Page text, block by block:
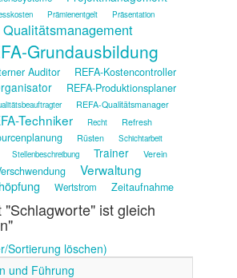
Prämienentgelt Präsentation
Qualitätsmanagement
Grundausbildung
Auditor REFA-Kostencontroller
REFA-Produktionsplaner
REFA-Qualitätsmanager
Techniker Recht Refresh
Rüsten Schichtarbeit
Stellenbeschreibung Trainer Verein
Verwaltung
Wertstrom Zeitaufnahme
"Schlagworte" ist gleich
Sortierung löschen)
und Führung